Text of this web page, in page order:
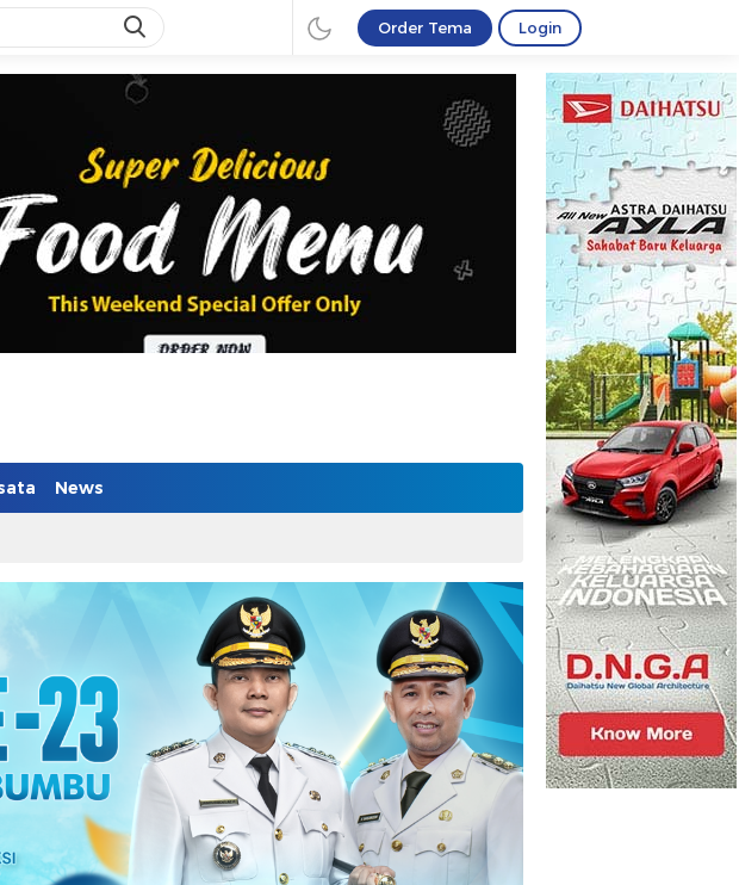
Order Tema Login
News